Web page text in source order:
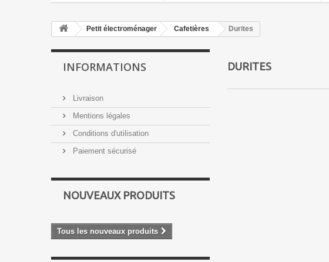
Petit électroménager Cafetières Durites
INFORMATIONS
Livraison
Mentions légales
Conditions d'utilisation
Paiement sécurisé
NOUVEAUX PRODUITS
Tous les nouveaux produits
DURITES